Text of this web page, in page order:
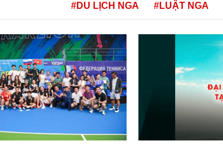
#DU LỊCH NGA #LUẬT NGA